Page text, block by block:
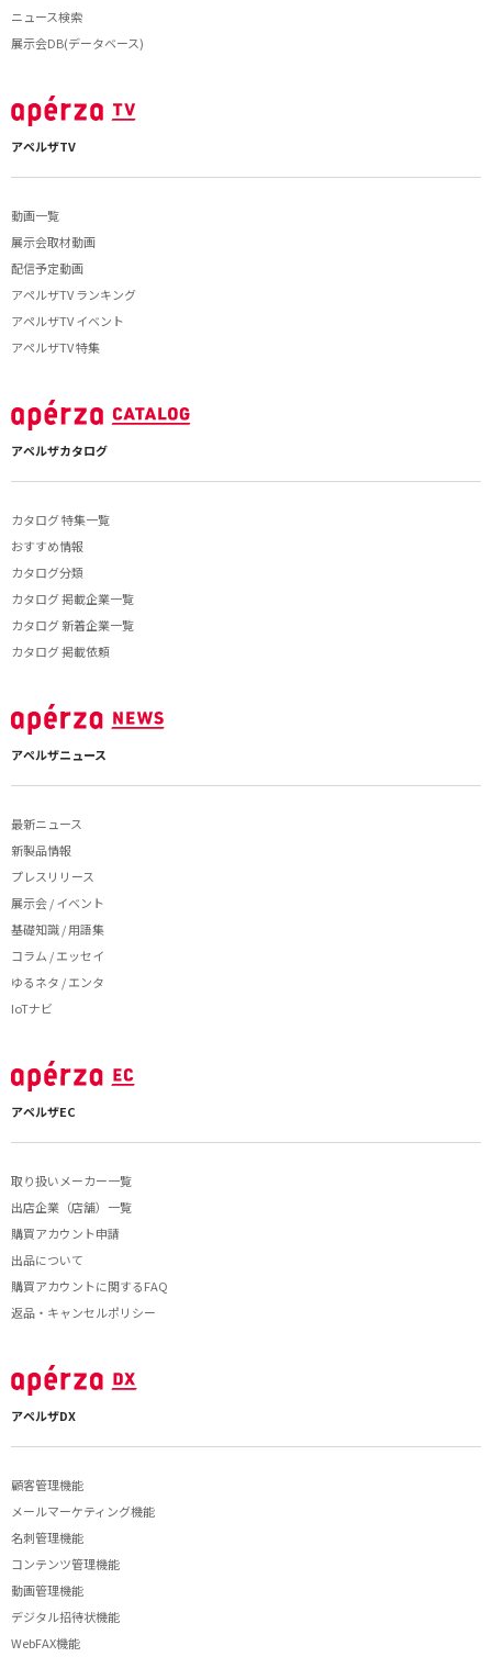
ニュース検索
展示会DB(データベース)
アペルザTV
動画一覧
展示会取材動画
配信予定動画
アペルザTV ランキング
アペルザTV イベント
アペルザTV 特集
アペルザカタログ
カタログ 特集一覧
おすすめ情報
カタログ分類
カタログ 掲載企業一覧
カタログ 新着企業一覧
カタログ 掲載依頼
アペルザニュース
最新ニュース
新製品情報
プレスリリース
展示会 / イベント
基礎知識 / 用語集
コラム / エッセイ
ゆるネタ / エンタ
IoTナビ
アペルザEC
取り扱いメーカー一覧
出店企業（店舗）一覧
購買アカウント申請
出品について
購買アカウントに関するFAQ
返品・キャンセルポリシー
アペルザDX
顧客管理機能
メールマーケティング機能
名刺管理機能
コンテンツ管理機能
動画管理機能
デジタル招待状機能
WebFAX機能